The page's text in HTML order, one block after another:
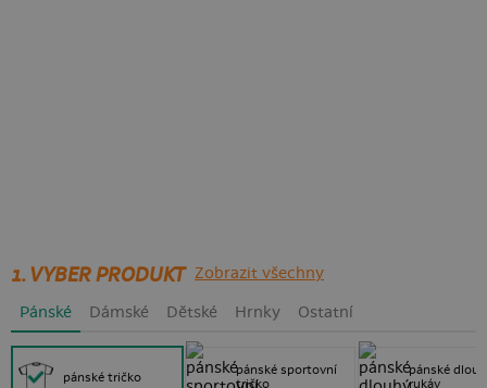
1. VYBER PRODUKT Zobrazit všechny
Pánské Dámské Dětské Hrnky Ostatní
pánské tričko
pánské sportovní
tričko
pánské
rukáv